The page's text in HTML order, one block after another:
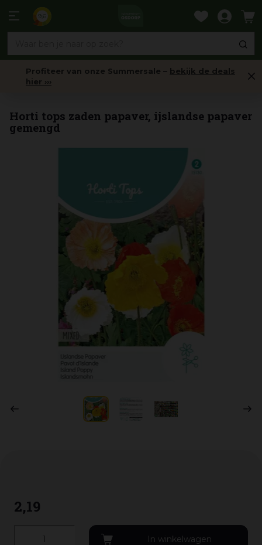
naar
Profiteer van onze Summersale – bekijk de deals
hier ›››
Horti tops zaden papaver, ijslandse papaver
gemengd
2,19